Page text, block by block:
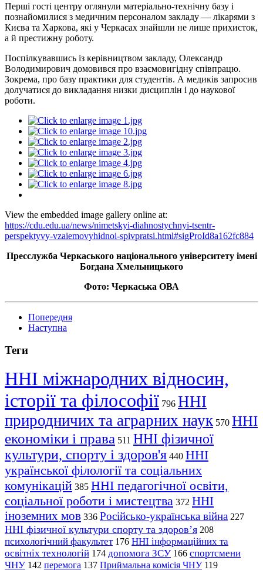
Перші гості центру оглянули матеріально-технічну базу і
познайомилися з медичним персоналом закладу — лікарями з
Києва та Харкова, які у Черкасах знайшли не лише прихисток,
а й престижну роботу.
Поспілкувавшись із керівництвом закладу, Олександр
Володимирович домовився про взаємовигідну співпрацю.
Зокрема, про базу практики для студентів. А медиків запросив
долучатися до викладання низки дисциплін і до наукової
роботи.
View the embedded image gallery online at:
https://cdu.edu.ua/news/nimetskyi-diahnostychnyi-tsentr-
perspektyvy-vzaiemovyhidnoi-spivpratsi.html#sigProId8a162fc884
Пресслужба Черкаського національного університету імені
Богдана Хмельницького
Фото: Черкаська ОВА
Попередня
Наступна
Теги
ННІ міжнародних відносин,
історії та філософії 796 ННІ
природничих та аграрних наук 570 ННІ
економіки і права 511 ННІ фізичної
культури, спорту і здоров'я 440 ННІ
української філології та соціальних
комунікацій 385 ННІ педагогічної освіти,
соціальної роботи і мистецтва 372 ННІ
іноземних мов 336 Російсько-українська війна 227
ННІ фізичної культури спорту та здоров’я 208
психологічний факультет 176 ННІ інформаційних та
освітніх технологій 174 допомога ЗСУ 166 спортсмени
ЧНУ 142 перемога 137 Приймальна комісія ЧНУ 119